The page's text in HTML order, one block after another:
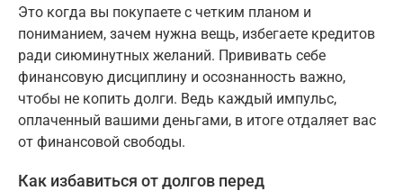
Это когда вы покупаете с четким планом и
пониманием, зачем нужна вещь, избегаете кредитов
ради сиюминутных желаний. Прививать себе
финансовую дисциплину и осознанность важно,
чтобы не копить долги. Ведь каждый импульс,
оплаченный вашими деньгами, в итоге отдаляет вас
от финансовой свободы.
Как избавиться от долгов перед